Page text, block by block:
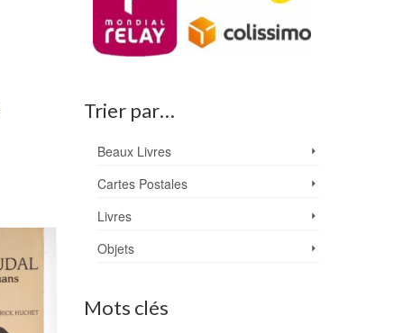
Trier par…
Beaux Livres
Cartes Postales
Livres
Objets
Mots clés